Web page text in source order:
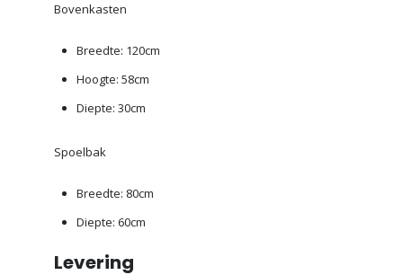
Bovenkasten
Breedte: 120cm
Hoogte: 58cm
Diepte: 30cm
Spoelbak
Breedte: 80cm
Diepte: 60cm
Levering